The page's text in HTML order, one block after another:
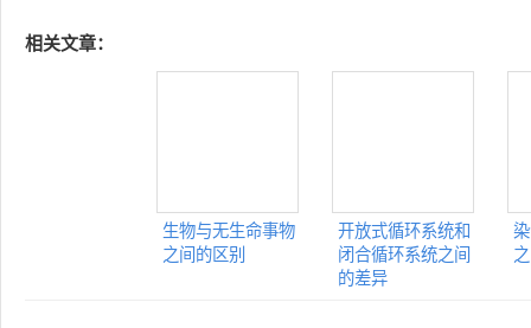
相关文章：
生物与无生命事物
之间的区别
开放式循环系统和
闭合循环系统之间
的差异